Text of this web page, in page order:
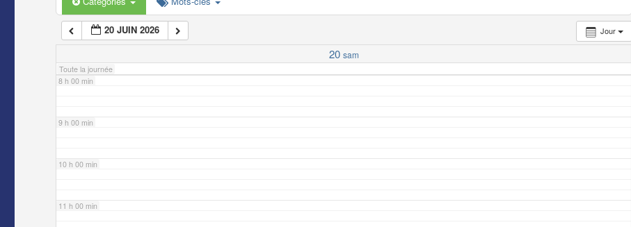
Jour
20 JUIN 2026
20 sam
Toute la journée
7 h 00 min
8 h 00 min
9 h 00 min
10 h 00 min
11 h 00 min